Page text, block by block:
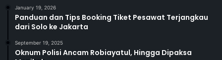
January 19, 2026
Panduan dan Tips Booking Tiket Pesawat Terjangkau
dari Solo ke Jakarta
September 19, 2025
Oknum Polisi Ancam Robiayatul, Hingga Dipaksa